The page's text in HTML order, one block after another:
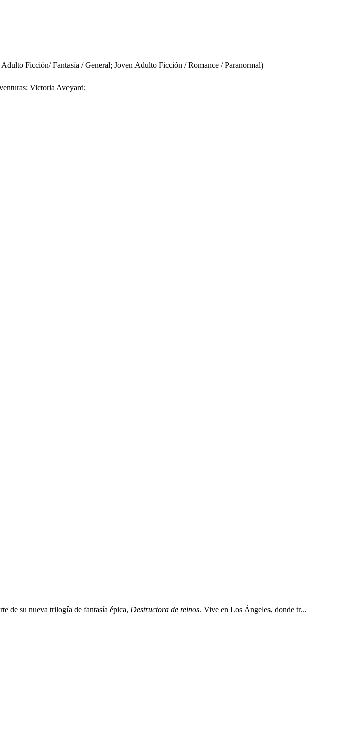
Ficción/ Fantasía / General; Joven Adulto Ficción / Romance / Paranormal)
Victoria Aveyard;
de su nueva trilogía de fantasía épica, Destructora de reinos. Vive en Los Ángeles, donde tr...